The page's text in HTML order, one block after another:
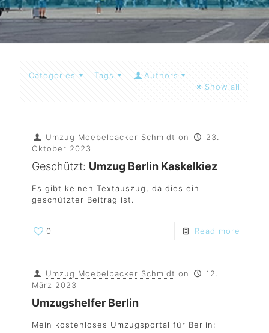
Categories Tags
Authors
Show all
Umzug Moebelpacker Schmidt on
23.
Oktober 2023
Geschützt: Umzug Berlin Kaskelkiez
Es gibt keinen Textauszug, da dies ein
geschützter Beitrag ist.
0 Read more
Umzug Moebelpacker Schmidt on
12.
März 2023
Umzugshelfer Berlin
Mein kostenloses Umzugsportal für Berlin: